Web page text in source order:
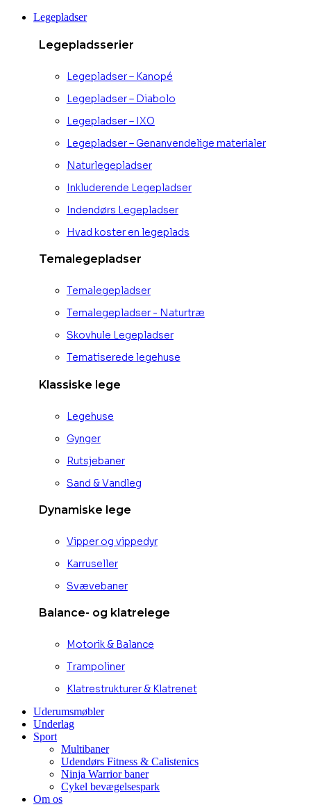
Legepladser
Legepladsserier
Legepladser – Kanopé
Legepladser – Diabolo
Legepladser – IXO
Legepladser – Genanvendelige materialer
Naturlegepladser
Inkluderende Legepladser
Indendørs Legepladser
Hvad koster en legeplads
Temalegepladser
Temalegepladser
Temalegepladser - Naturtræ
Skovhule Legepladser
Tematiserede legehuse
Klassiske lege
Legehuse
Gynger
Rutsjebaner
Sand & Vandleg
Dynamiske lege
Vipper og vippedyr
Karruseller
Svævebaner
Balance- og klatrelege
Motorik & Balance
Trampoliner
Klatrestrukturer & Klatrenet
Uderumsmøbler
Underlag
Sport
Multibaner
Udendørs Fitness & Calistenics
Ninja Warrior baner
Cykel bevægelsespark
Om os